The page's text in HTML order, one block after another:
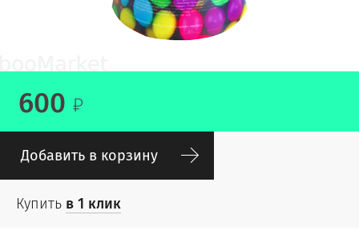
600
Добавить в корзину
Купить в 1 клик